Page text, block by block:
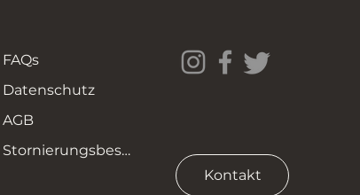
FAQs
Datenschutz
AGB
Stornierungsbestimmungen
Kontakt